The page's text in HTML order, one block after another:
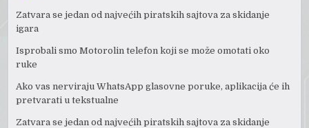
Zatvara se jedan od najvećih piratskih sajtova za skidanje
igara
Isprobali smo Motorolin telefon koji se može omotati oko
ruke
Ako vas nerviraju WhatsApp glasovne poruke, aplikacija će ih
pretvarati u tekstualne
Zatvara se jedan od najvećih piratskih sajtova za skidanje